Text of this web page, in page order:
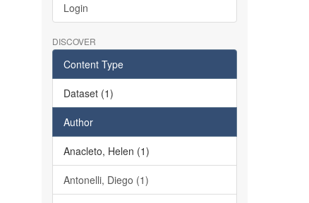
Login
DISCOVER
Content Type
Dataset (1)
Author
Anacleto, Helen (1)
Antonelli, Diego (1)